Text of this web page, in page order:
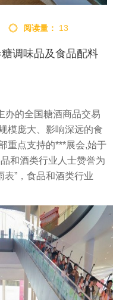
阅读量： 13
调味品及食品配料
办的全国糖酒商品交易
模庞大、影响深远的食
重点支持的***展会,始于
和酒类行业人士赞誉为
表”，食品和酒类行业